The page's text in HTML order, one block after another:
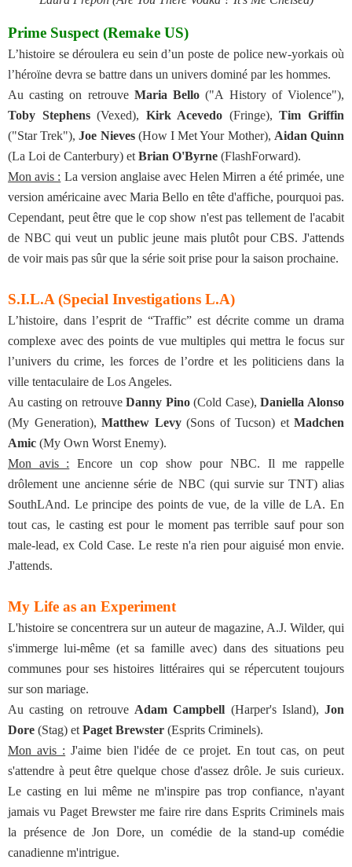
Prime Suspect (Remake US)
L’histoire se déroulera eu sein d’un poste de police new-yorkais où
l’héroïne devra se battre dans un univers dominé par les hommes.
Au casting on retrouve Maria Bello ("A History of Violence"),
Toby Stephens(Vexed), Kirk Acevedo (Fringe),Tim Griffin
("Star Trek"),Joe Nieves(How I Met Your Mother), Aidan Quinn
(La Loi de Canterbury) et Brian O'Byrne (FlashForward).
Mon avis : La version anglaise avec Helen Mirren a été primée, une
version américaine avec Maria Bello en tête d'affiche, pourquoi pas.
Cependant, peut être que le cop show n'est pas tellement de l'acabit
de NBC qui veut un public jeune mais plutôt pour CBS. J'attends
de voir mais pas sûr que la série soit prise pour la saison prochaine.
S.I.L.A (Special Investigations L.A)
L’histoire, dans l’esprit de “Traffic” est décrite comme un drama
complexe avec des points de vue multiples qui mettra le focus sur
l’univers du crime, les forces de l’ordre et les politiciens dans la
ville tentaculaire de Los Angeles.
Au casting on retrouveDanny Pino(Cold Case),Daniella Alonso
(My Generation), Matthew Levy(Sons of Tucson) et Madchen
Amic (My Own Worst Enemy).
Mon avis : Encore un cop show pour NBC. Il me rappelle
drôlement une ancienne série de NBC (qui survie sur TNT) alias
SouthLAnd. Le principe des points de vue, de la ville de LA. En
tout cas, le casting est pour le moment pas terrible sauf pour son
male-lead, ex Cold Case. Le reste n'a rien pour aiguisé mon envie.
J'attends.
My Life as an Experiment
L'histoire se concentrera sur un auteur de magazine, A.J. Wilder, qui
s'immerge lui-même (et sa famille avec) dans des situations peu
communes pour ses histoires littéraires qui se répercutent toujours
sur son mariage.
Au casting on retrouve Adam Campbell (Harper's Island), Jon
Dore (Stag) et Paget Brewster (Esprits Criminels).
Mon avis : J'aime bien l'idée de ce projet. En tout cas, on peut
s'attendre à peut être quelque chose d'assez drôle. Je suis curieux.
Le casting en lui même ne m'inspire pas trop confiance, n'ayant
jamais vu Paget Brewster me faire rire dans Esprits Criminels mais
la présence de Jon Dore, un comédie de la stand-up comédie
canadienne m'intrigue.